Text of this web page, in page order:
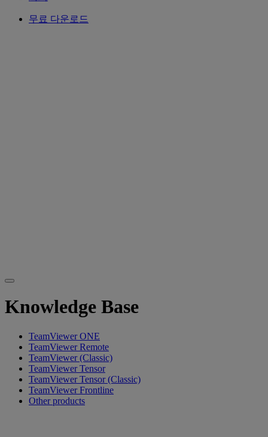
무료 다운로드
Knowledge Base
TeamViewer ONE
TeamViewer Remote
TeamViewer (Classic)
TeamViewer Tensor
TeamViewer Tensor (Classic)
TeamViewer Frontline
Other products